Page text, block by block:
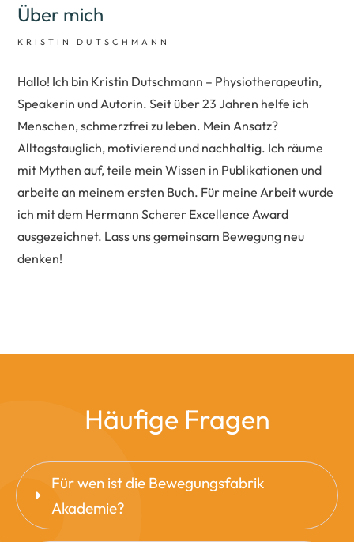
Über mich
KRISTIN DUTSCHMANN
Hallo! Ich bin Kristin Dutschmann – Physiotherapeutin,
Speakerin und Autorin. Seit über 23 Jahren helfe ich
Menschen, schmerzfrei zu leben. Mein Ansatz?
Alltagstauglich, motivierend und nachhaltig. Ich räume
mit Mythen auf, teile mein Wissen in Publikationen und
arbeite an meinem ersten Buch. Für meine Arbeit wurde
ich mit dem Hermann Scherer Excellence Award
ausgezeichnet. Lass uns gemeinsam Bewegung neu
denken!
Häufige Fragen
Für wen ist die Bewegungsfabrik
Akademie?